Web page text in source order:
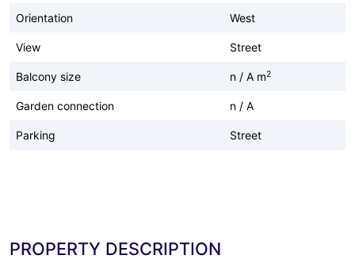
Orientation West
View Street
Balcony size n / A m2
Garden connection n / A
Parking Street
PROPERTY DESCRIPTION